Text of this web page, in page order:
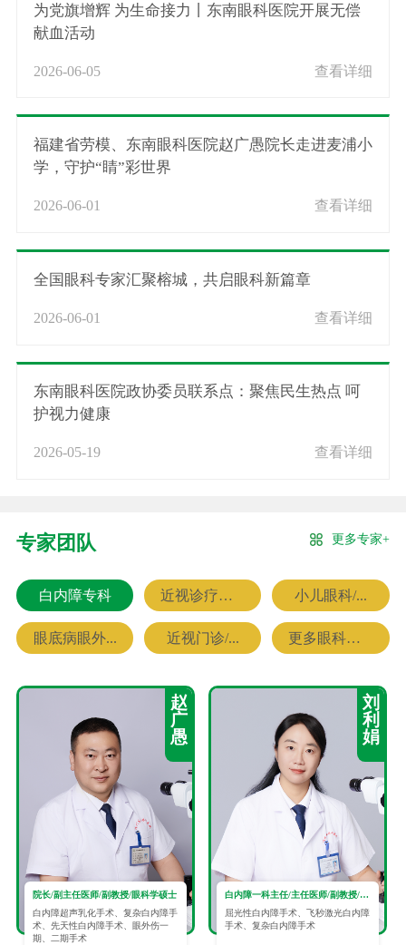
为党旗增辉 为生命接力丨东南眼科医院开展无偿
献血活动
2026-06-05 查看详细
福建省劳模、东南眼科医院赵广愚院长走进麦浦小
学，守护“睛”彩世界
2026-06-01 查看详细
全国眼科专家汇聚榕城，共启眼科新篇章
2026-06-01 查看详细
东南眼科医院政协委员联系点：聚焦民生热点 呵
护视力健康
2026-05-19 查看详细
专家团队 更多专家+
白内障专科 近视诊疗专科 小儿眼科/...
眼底病眼外... 近视门诊/... 更多眼科专家
赵
广
愚
院长/副主任医师/副教授/眼科学硕士
白内障超声乳化手术、复杂白内障手
术、先天性白内障手术、眼外伤一
期、二期手术
刘
利
娟
白内障一科主任/主任医师/副教授/眼科学硕士
屈光性白内障手术、飞秒激光白内障
手术、复杂白内障手术